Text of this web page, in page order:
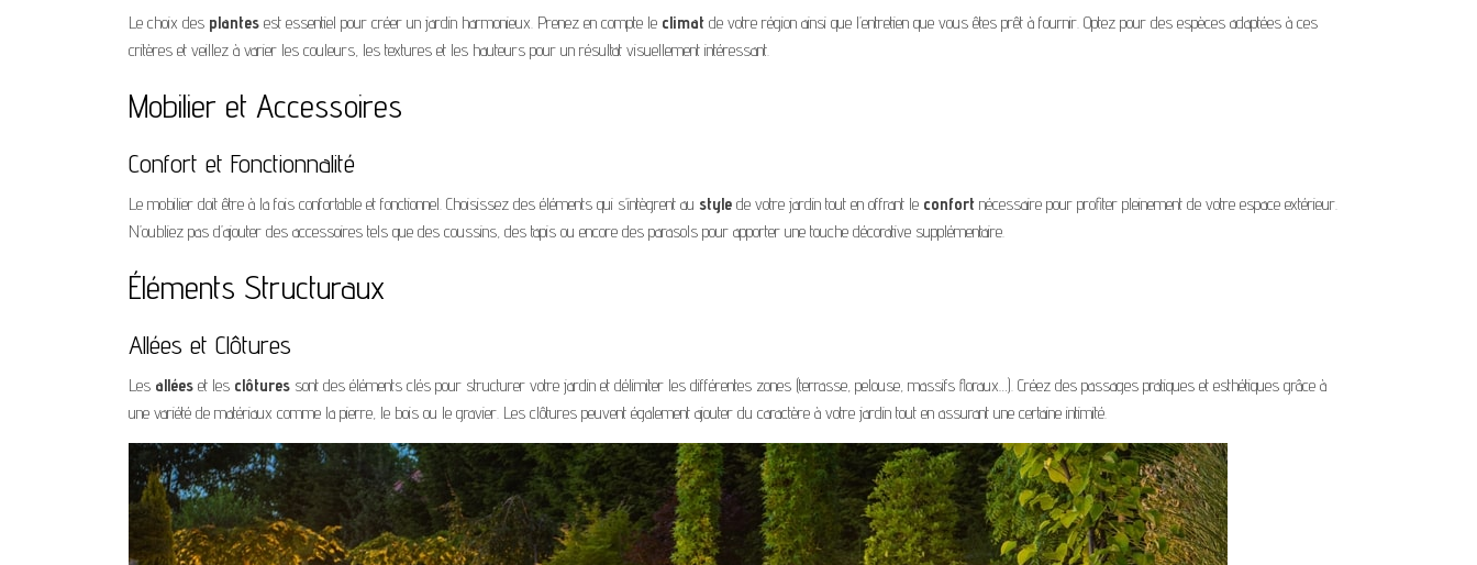
Le choix des plantes est essentiel pour créer un jardin harmonieux. Prenez en compte le climat de votre région ainsi que l’entretien que vous êtes prêt à fournir. Optez pour des espèces adaptées à ces
critères et veillez à varier les couleurs, les textures et les hauteurs pour un résultat visuellement intéressant.
Mobilier et Accessoires
Confort et Fonctionnalité
Le mobilier doit être à la fois confortable et fonctionnel. Choisissez des éléments qui s’intègrent au style de votre jardin tout en offrant le confort nécessaire pour profiter pleinement de votre espace extérieur.
N’oubliez pas d’ajouter des accessoires tels que des coussins, des tapis ou encore des parasols pour apporter une touche décorative supplémentaire.
Éléments Structuraux
Allées et Clôtures
Les allées et les clôtures sont des éléments clés pour structurer votre jardin et délimiter les différentes zones (terrasse, pelouse, massifs floraux…). Créez des passages pratiques et esthétiques grâce à
une variété de matériaux comme la pierre, le bois ou le gravier. Les clôtures peuvent également ajouter du caractère à votre jardin tout en assurant une certaine intimité.